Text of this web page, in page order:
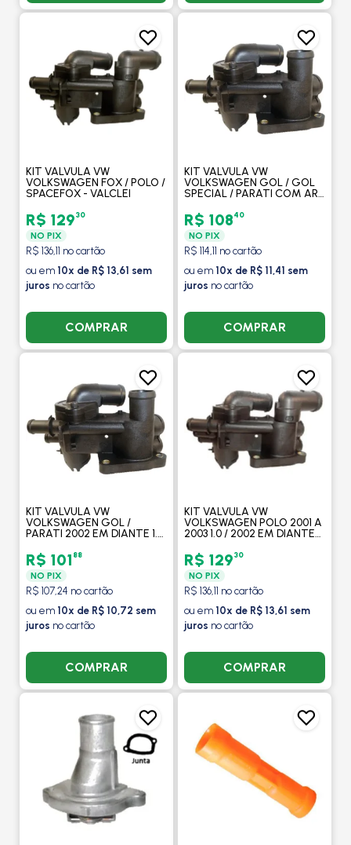
KIT VALVULA VW
VOLKSWAGEN FOX / POLO /
SPACEFOX - VALCLEI
R$ 12930
NO PIX
R$ 136,11 no cartão
ou em 10x de R$ 13,61 sem
juros no cartão
COMPRAR
KIT VALVULA VW
VOLKSWAGEN GOL / GOL
SPECIAL / PARATI COM AR -
R$ 10840
NO PIX
R$ 114,11 no cartão
ou em 10x de R$ 11,41 sem
juros no cartão
COMPRAR
KIT VALVULA VW
VOLKSWAGEN GOL /
PARATI 2002 EM DIANTE 1.0
R$ 101 88
NO PIX
R$ 107,24 no cartão
ou em 10x de R$ 10,72 sem
juros no cartão
COMPRAR
KIT VALVULA VW
VOLKSWAGEN POLO 2001 A
2003 1.0 / 2002 EM DIANTE
R$ 12930
NO PIX
R$ 136,11 no cartão
ou em 10x de R$ 13,61 sem
juros no cartão
COMPRAR